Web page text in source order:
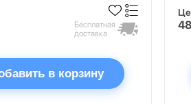
Бесплатная
доставка
в корзину